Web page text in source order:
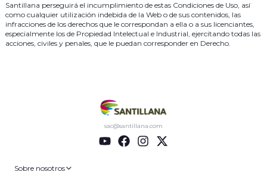
Santillana perseguirá el incumplimiento de estas Condiciones de Uso, así
como cualquier utilización indebida de la Web o de sus contenidos, las
infracciones de los derechos que le correspondan a ella o a sus licenciantes,
especialmente los de Propiedad Intelectual e Industrial, ejercitando todas las
acciones, civiles y penales, que le puedan corresponder en Derecho.
sac@santillana.com
Sobre nosotros